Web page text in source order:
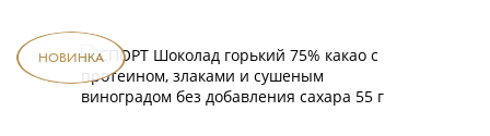
НОВИНКА